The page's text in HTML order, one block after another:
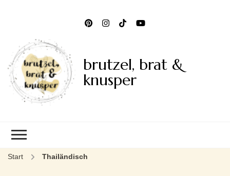
brutzel, brat &
knusper
Start Thailändisch